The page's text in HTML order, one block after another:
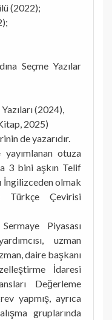
(2022);
Seçme Yazılar
(2024),
2025)
de yazarıdır.
yayımlanan otuza
3 bini aşkın Telif
İngilizceden olmak
Türkçe Çevirisi
Piyasası
uzman
daire başkanı
İdaresi
Değerleme
yapmış, ayrıca
gruplarında